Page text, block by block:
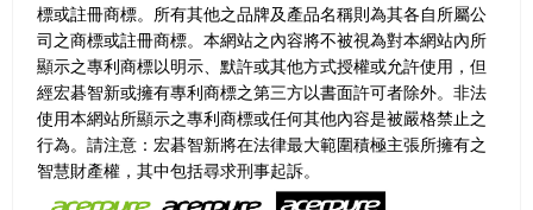
標或註冊商標。所有其他之品牌及產品名稱則為其各自所屬公
司之商標或註冊商標。本網站之內容將不被視為對本網站內所
顯示之專利商標以明示、默許或其他方式授權或允許使用，但
經宏碁智新或擁有專利商標之第三方以書面許可者除外。非法
使用本網站所顯示之專利商標或任何其他內容是被嚴格禁止之
行為。請注意：宏碁智新將在法律最大範圍積極主張所擁有之
智慧財產權，其中包括尋求刑事起訴。